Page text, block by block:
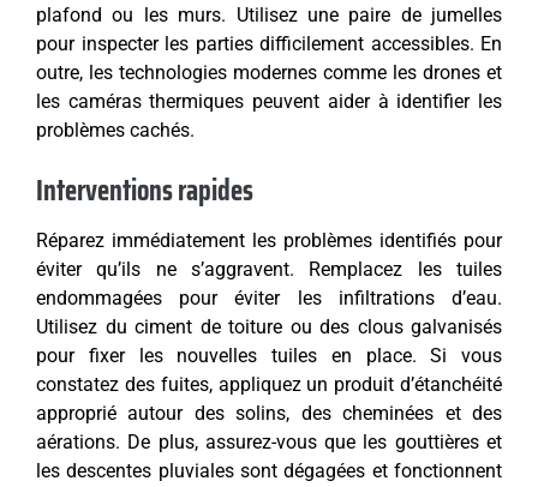
plafond ou les murs. Utilisez une paire de jumelles
pour inspecter les parties difficilement accessibles. En
outre, les technologies modernes comme les drones et
les caméras thermiques peuvent aider à identifier les
problèmes cachés.
Interventions rapides
Réparez immédiatement les problèmes identifiés pour
éviter qu’ils ne s’aggravent. Remplacez les tuiles
endommagées pour éviter les infiltrations d’eau.
Utilisez du ciment de toiture ou des clous galvanisés
pour fixer les nouvelles tuiles en place. Si vous
constatez des fuites, appliquez un produit d’étanchéité
approprié autour des solins, des cheminées et des
aérations. De plus, assurez-vous que les gouttières et
les descentes pluviales sont dégagées et fonctionnent